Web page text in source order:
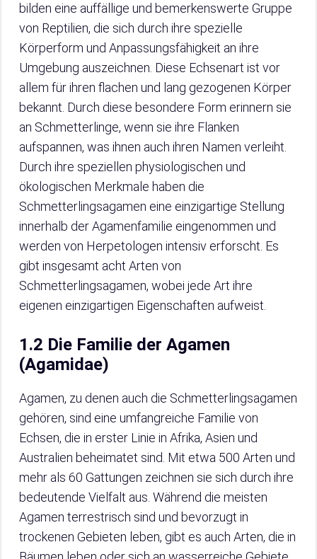
bilden eine auffällige und bemerkenswerte Gruppe
von Reptilien, die sich durch ihre spezielle
Körperform und Anpassungsfähigkeit an ihre
Umgebung auszeichnen. Diese Echsenart ist vor
allem für ihren flachen und lang gezogenen Körper
bekannt. Durch diese besondere Form erinnern sie
an Schmetterlinge, wenn sie ihre Flanken
aufspannen, was ihnen auch ihren Namen verleiht.
Durch ihre speziellen physiologischen und
ökologischen Merkmale haben die
Schmetterlingsagamen eine einzigartige Stellung
innerhalb der Agamenfamilie eingenommen und
werden von Herpetologen intensiv erforscht. Es
gibt insgesamt acht Arten von
Schmetterlingsagamen, wobei jede Art ihre
eigenen einzigartigen Eigenschaften aufweist.
1.2 Die Familie der Agamen
(Agamidae)
Agamen, zu denen auch die Schmetterlingsagamen
gehören, sind eine umfangreiche Familie von
Echsen, die in erster Linie in Afrika, Asien und
Australien beheimatet sind. Mit etwa 500 Arten und
mehr als 60 Gattungen zeichnen sie sich durch ihre
bedeutende Vielfalt aus. Während die meisten
Agamen terrestrisch sind und bevorzugt in
trockenen Gebieten leben, gibt es auch Arten, die in